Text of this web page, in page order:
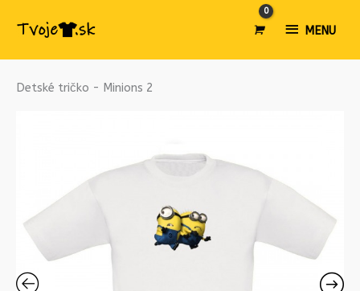
MENU
MENU
Detské tričko - Minions 2
množstvo